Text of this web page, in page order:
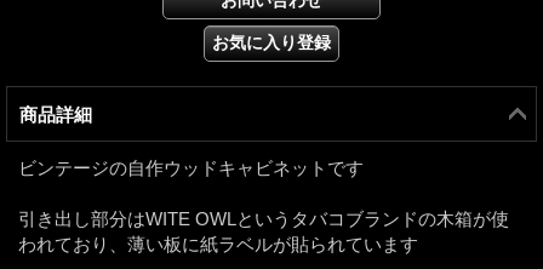
商品詳細
ビンテージの自作ウッドキャビネットです
引き出し部分はWITE OWLというタバコブランドの木箱が使
われており、薄い板に紙ラベルが貼られています